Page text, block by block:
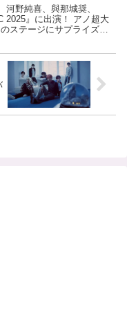
河野純喜、與那城奨、
2025』に出演！ アノ超大
ステージにサプライズ登
トあり】